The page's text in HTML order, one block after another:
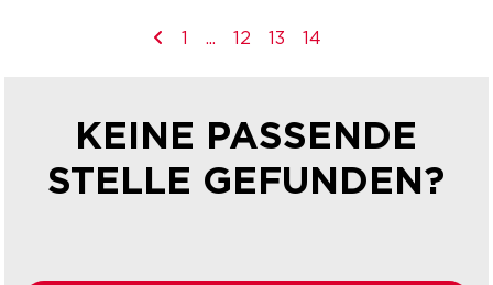
1 ... 12 13 14
KEINE PASSENDE
STELLE GEFUNDEN?